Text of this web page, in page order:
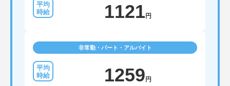
1121円
非常勤・パート・アルバイト
1259円